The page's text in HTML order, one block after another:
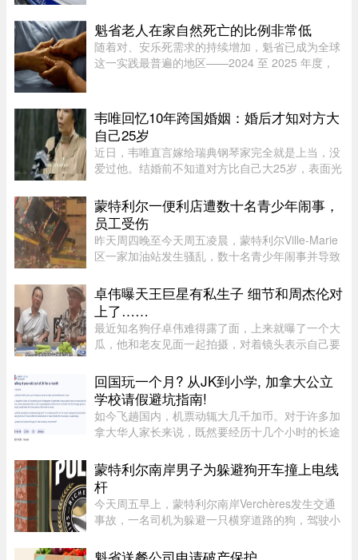
Bellefontaine、靠近avenue de ...
魁省老人在家自然死亡的比例非常低
随着对、安乐死需求的持续增加，魁省已成为全球
这一实践最普遍的地区——2024 至 2025 年度，
尊严离世这方面，魁省的表现 ...
韦唯回忆10年跨国婚姻：婚后才知对方大
自己25岁
近日，韦唯直言嫁给瑞典钢琴家完全就是上当，没
爱过他。结婚前不知道对方比自己大25岁，表面光
世，自己独自抚养三个儿子。韦唯，原名张菊霞，
壮族，1963年9月28日出生于 ...
蒙特利尔一便利店遭数十名青少年闹事，
员工受伤
昨天周四晚至今天周五凌晨，蒙特利尔Ville-Marie
区一家加油站发生骚乱，数十名青少年闹事并导致
国际烟花节”（International des feux Loto-
Québec）本季最后一场活动 ...
卓伟曝天王巨星有私生子 细节和周杰伦对
上了……
最近知名狗仔卓伟难得露了面，上来就曝了一个大
瓜，他和老友见面一起拍摄，对着镜头表示自己要
下，卓伟爆料之前明确表示，故事就是故事，他手
头也没有真凭实据，建议大 ...
回国玩一个月? 从JK到小学, 加拿大公立
学校请假避坑指南!
如今飞趟国内，机票动辄大几千加币。对于许多加
拿大华人家长来说，既然要经历十几个小时的长途
趁着孩子还小，请假回国待上一个月，让孩子好好
陪陪爷爷奶奶，成了不少 ...
蒙特利尔南岸男子为躲避狗开车撞上电线
杆
今天周五早上，蒙特利尔南岸Verchères发生交通
事故，一名司机为躲避一只横穿道路的狗，驾驶小
故发生在上午7点左右，受影响路段位于Saint-